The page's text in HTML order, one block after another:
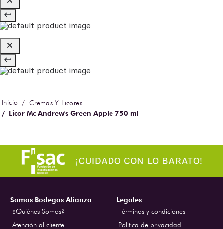
Cremas Y Licores
Licor Mc Andrew's Green Apple 750 ml
Somos Bodegas Alianza
¿Quiénes Somos?
Atención al cliente
Legales
Términos y condiciones
Política de privacidad